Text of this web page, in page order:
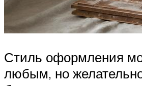
Стиль оформления
любым, но